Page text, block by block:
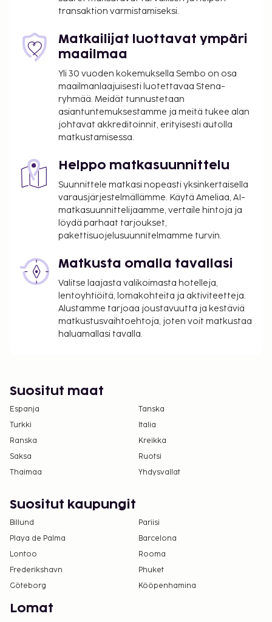
asiakkailleen välipalabaarin/delin ja huonepalvelun
muutama drinkki baarissa. Maksullinen
buffetaamiainen tarjotaan päivittäin klo 7.00–10.30.
myöntänyt Ranskan turismin kehitysjärjestö ATOUT.
Majoituspaikka veloittaa seuraavat paikan päällä
suoritettavat maksut. Maksuihin saattaa sisältyä
sovellettavat verot:
per yö. Tätä veroa ei peritä alle 18 vuotta
vanhoilta lapsilta.
Tässä on mainittu kaikki majoituspaikan meille
ilmoittamat maksut.
Maksu buffetaamiaisesta: noin 14 EUR per
Yllä oleva luettelo ei ehkä kata kaikkea. Maksut ja
takuumaksut eivät välttämättä sisällä veroja, ja ne
saattavat muuttua.
Kansallisten määräysten vuoksi käteismaksut
eivät voi ylittää 1000 EUR:n suuruista summaa
Yksi korkeintaan 2 vuotta vanha lapsi voi
majoittua ilmaiseksi, kun hän käyttää
vanhemman tai huoltajan huoneessa olevia
sänkyjä.
transaktion varmistamiseksi.
Matkailijat luottavat ympäri
maailmaa
Yli 30 vuoden kokemuksella Sembo on osa
maailmanlaajuisesti luotettavaa Stena-
ryhmää. Meidät tunnustetaan
asiantuntemuksestamme ja meitä tukee alan
johtavat akkreditoinnit, erityisesti autolla
matkustamisessa.
Helppo matkasuunnittelu
Suunnittele matkasi nopeasti yksinkertaisella
varausjärjestelmällämme. Käytä Ameliaa, AI-
matkasuunnittelijaamme, vertaile hintoja ja
löydä parhaat tarjoukset,
pakettisuojelusuunnitelmamme turvin.
Matkusta omalla tavallasi
Valitse laajasta valikoimasta hotelleja,
lentoyhtiöitä, lomakohteita ja aktiviteetteja.
Alustamme tarjoaa joustavuutta ja kestäviä
matkustusvaihtoehtoja, joten voit matkustaa
haluamallasi tavalla.
Suositut maat
Espanja
Tanska
Turkki
Italia
Ranska
Kreikka
Saksa
Ruotsi
Thaimaa
Yhdysvallat
Suositut kaupungit
Billund
Pariisi
Playa de Palma
Barcelona
Lontoo
Rooma
Frederikshavn
Phuket
Göteborg
Kööpenhamina
Lomat